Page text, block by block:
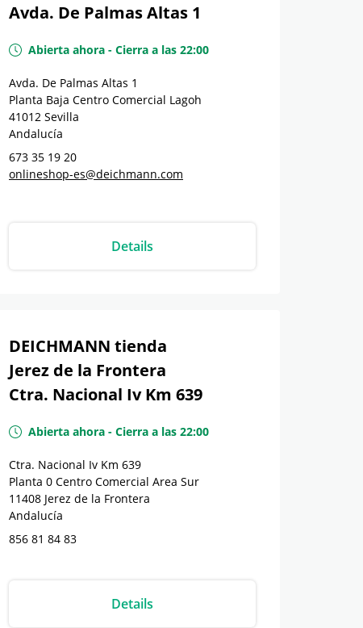
Avda. De Palmas Altas 1
Abierta ahora - Cierra a las 22:00
Avda. De Palmas Altas 1
Planta Baja Centro Comercial Lagoh
41012 Sevilla
Andalucía
673 35 19 20
onlineshop-es@deichmann.com
Details
DEICHMANN tienda
Jerez de la Frontera
Ctra. Nacional Iv Km 639
Abierta ahora - Cierra a las 22:00
Ctra. Nacional Iv Km 639
Planta 0 Centro Comercial Area Sur
11408 Jerez de la Frontera
Andalucía
856 81 84 83
Details